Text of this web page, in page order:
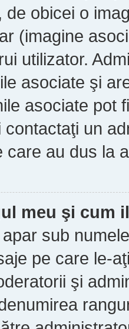
de obicei o
(imagine
utilizator.
asociate şi
asociate pot
un
care au dus la
meu şi cum
sub
pe care le-
şi